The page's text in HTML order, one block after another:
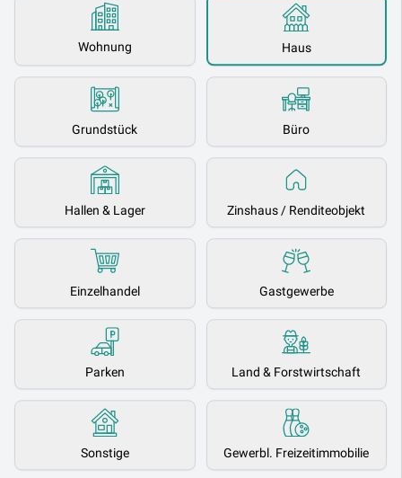
Wohnung Haus
Grundstück Büro
Hallen & Lager Zinshaus / Renditeobjekt
Einzelhandel Gastgewerbe
Parken Land & Forstwirtschaft
Sonstige Gewerbl. Freizeitimmobilie